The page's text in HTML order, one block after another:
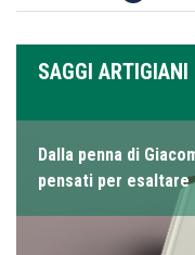
SAGGI ARTIGIANI
Dalla penna di
pensati per esaltare